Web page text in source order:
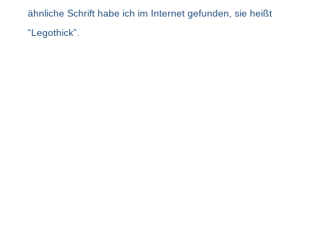
ähnliche Schrift habe ich im Internet gefunden, sie heißt
“Legothick”.